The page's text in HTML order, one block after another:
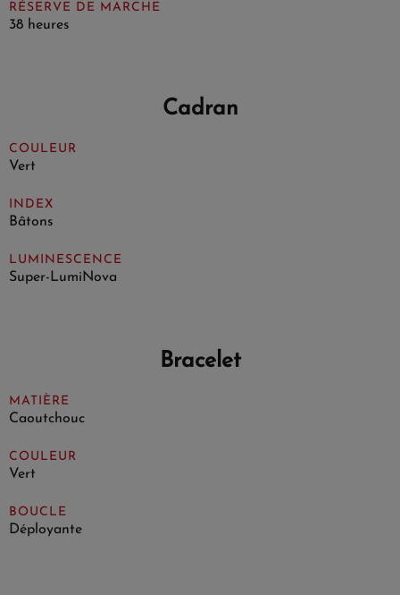
RÉSERVE DE MARCHE
38 heures
Cadran
COULEUR
Vert
INDEX
Bâtons
LUMINESCENCE
Super-LumiNova
Bracelet
MATIÈRE
Caoutchouc
COULEUR
Vert
BOUCLE
Déployante